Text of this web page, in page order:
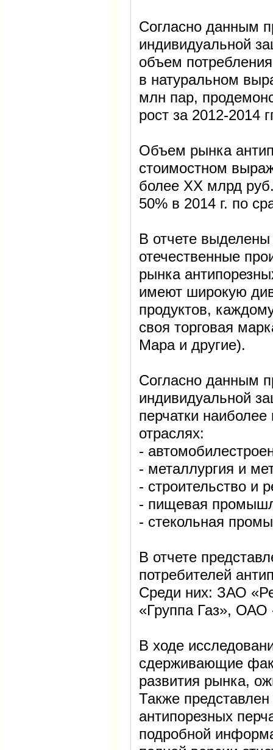
Согласно данным
индивидуальной
объем
в натуральном
млн пар,
рост за 2012-2014
Объем рынка
стоимостном
более ХХ млрд
50% в 2014 г. по
В отчете
отечественные
рынка
имеют широкую
продуктов,
своя торговая
Mapa и другие).
Согласно данным
индивидуальной
перчатки
отраслях:
-
- металлургия и
- строительство и
- пищевая
- стекольная
В отчете
потребителей
Среди них: ЗАО
«Группа Газ»,
В ходе
сдерживающие
развития рынка,
Также
антипорезных
подробной